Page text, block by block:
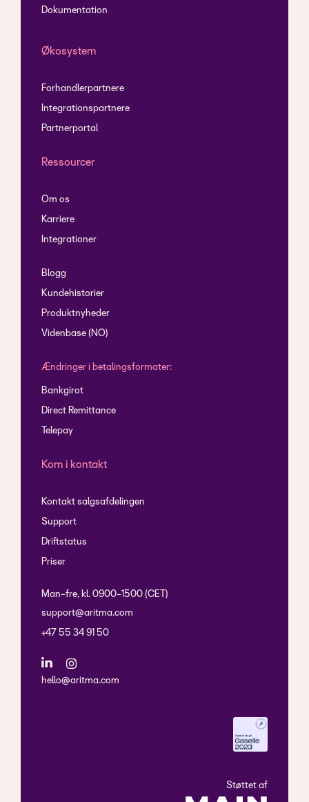
Dokumentation
Økosystem
Forhandlerpartnere
Integrationspartnere
Partnerportal
Ressourcer
Om os
Karriere
Integrationer
Blogg
Kundehistorier
Produktnyheder
Videnbase (NO)
Ændringer i betalingsformater:
Bankgirot
Direct Remittance
Telepay
Kom i kontakt
Kontakt salgsafdelingen
Support
Driftstatus
Priser
Man-fre, kl. 0900-1500 (CET)
support@aritma.com
+47 55 34 91 50
hello@aritma.com
Støttet af